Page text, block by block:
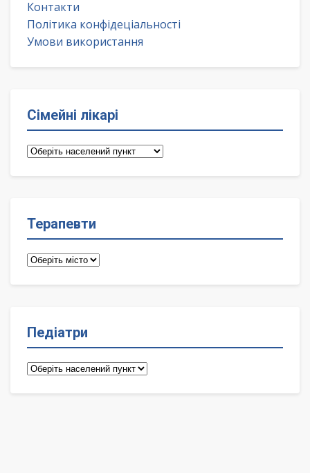
Контакти
Політика конфідеціальності
Умови використання
Сімейні лікарі
Сімейні
Терапевти
Терапевти
Педіатри
Педіатри